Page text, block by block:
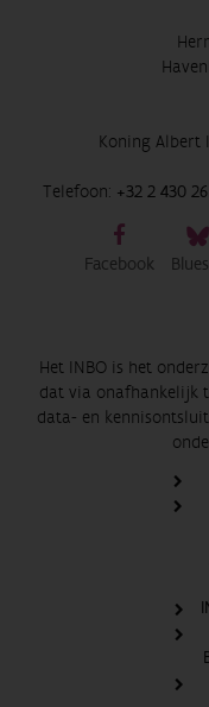
Koning Albert
Telefoon: +32 2 430
Facebook
Het INBO is het
dat via onafhankelijk
data- en